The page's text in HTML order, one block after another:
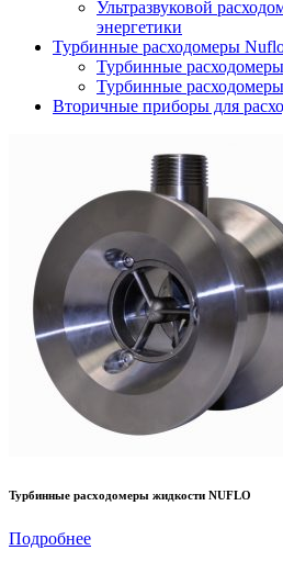
Ультразвуковой
энергетики
Турбинные расходомеры
Турбинные расходомеры
Турбинные
Вторичные приборы для
Турбинные расходомеры жидкости NUFLO
Подробнее